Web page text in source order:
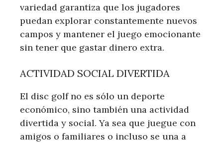
variedad garantiza que los jugadores
puedan explorar constantemente nuevos
campos y mantener el juego emocionante
sin tener que gastar dinero extra.
ACTIVIDAD SOCIAL DIVERTIDA
El disc golf no es sólo un deporte
económico, sino también una actividad
divertida y social. Ya sea que juegue con
amigos o familiares o incluso se una a